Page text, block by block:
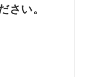
さい。